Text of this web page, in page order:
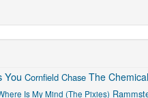
You Cornfield Chase The
Is My Mind (The Pixies)